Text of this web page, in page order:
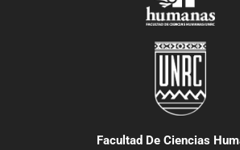
Facultad De Ciencias